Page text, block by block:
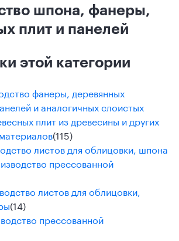
шпона, фанеры,
плит и панелей
этой категории
фанеры, деревянных
и аналогичных слоистых
плит из древесины и других
(115)
листов для облицовки, шпона
прессованной
листов для облицовки,
(14)
прессованной